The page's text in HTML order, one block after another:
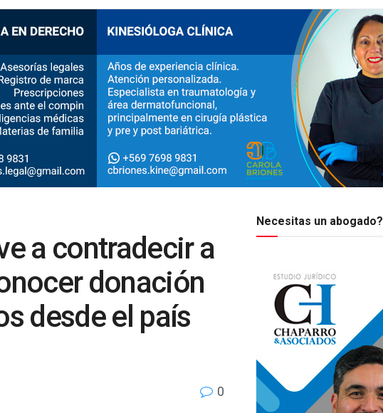
a contradecir a
donación
desde el país
0
Necesitas un abogado?